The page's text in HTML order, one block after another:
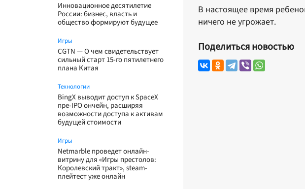
Инновационное десятилетие
России: бизнес, власть и
общество формируют будущее
Игры
CGTN — О чем свидетельствует
сильный старт 15-го пятилетнего
плана Китая
Технологии
BingX выводит доступ к SpaceX
пре-IPO ончейн, расширяя
возможности доступа к активам
будущей стоимости
Игры
Netmarble проведет онлайн-
витрину для «Игры престолов:
Королевский тракт», steam-
плейтест уже онлайн
В настоящее время
ничего не угрожает.
Поделиться новостью